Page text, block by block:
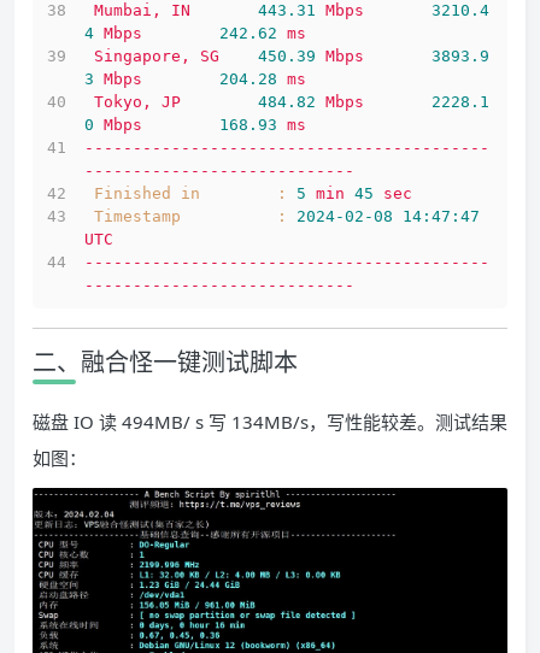
Mumbai,
IN 443.31 Mbps
3210.4
4 Mbps 242.62 ms
Singapore,
SG 450.39 Mbps
3893.9
3 Mbps 204.28 ms
Tokyo,
JP 484.82 Mbps
2228.1
0 Mbps 168.93 ms
------------------------------------------
----------------------------
Finished in        :
5 min 45
sec
Timestamp          :
UTC
------------------------------------------
----------------------------
二、融合怪一键测试脚本
磁盘 IO 读 494MB/ s 写 134MB/s，写性能较差。测试结果
如图：